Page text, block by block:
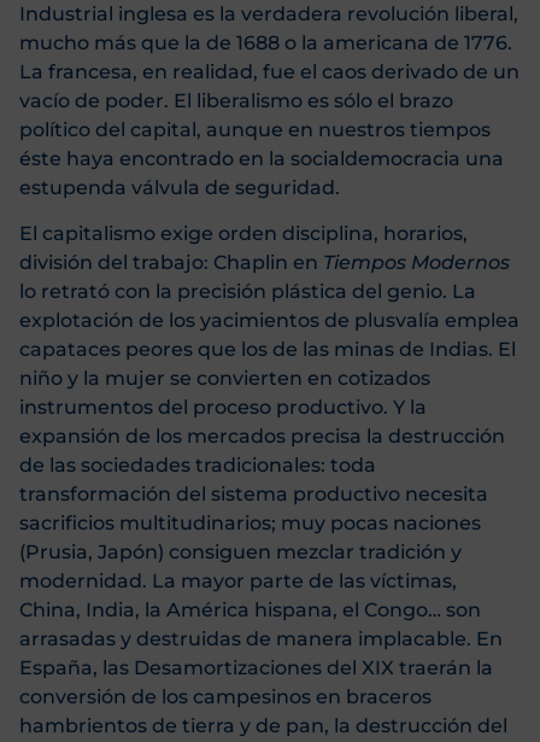
Industrial inglesa es la verdadera revolución liberal,
mucho más que la de 1688 o la americana de 1776.
La francesa, en realidad, fue el caos derivado de un
vacío de poder. El liberalismo es sólo el brazo
político del capital, aunque en nuestros tiempos
éste haya encontrado en la socialdemocracia una
estupenda válvula de seguridad.
El capitalismo exige orden disciplina, horarios,
división del trabajo: Chaplin en Tiempos Modernos
lo retrató con la precisión plástica del genio. La
explotación de los yacimientos de plusvalía emplea
capataces peores que los de las minas de Indias. El
niño y la mujer se convierten en cotizados
instrumentos del proceso productivo. Y la
expansión de los mercados precisa la destrucción
de las sociedades tradicionales: toda
transformación del sistema productivo necesita
sacrificios multitudinarios; muy pocas naciones
(Prusia, Japón) consiguen mezclar tradición y
modernidad. La mayor parte de las víctimas,
China, India, la América hispana, el Congo… son
arrasadas y destruidas de manera implacable. En
España, las Desamortizaciones del XIX traerán la
conversión de los campesinos en braceros
hambrientos de tierra y de pan, la destrucción del